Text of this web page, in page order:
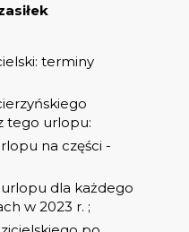
terminy
tego urlopu:
na części -
dla każdego
w 2023 r. ;